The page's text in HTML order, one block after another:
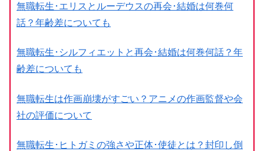
無職転生･エリスとルーデウスの再会･結婚は何巻何
話？年齢差についても
無職転生･シルフィエットと再会･結婚は何巻何話？年
齢差についても
無職転生は作画崩壊がすごい？アニメの作画監督や会
社の評価について
無職転生･ヒトガミの強さや正体･使徒とは？封印し倒